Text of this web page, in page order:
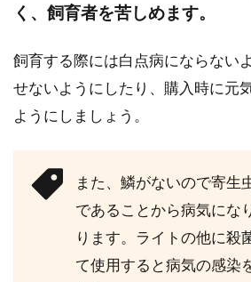
く、飼育者を苦しめます。
飼育する際には白点病にならない
せないようにしたり、購入時に元
ようにしましょう。
また、鱗がないので寄生
であることから病気にな
ります。ライトの他に殺
て使用すると病気の感染